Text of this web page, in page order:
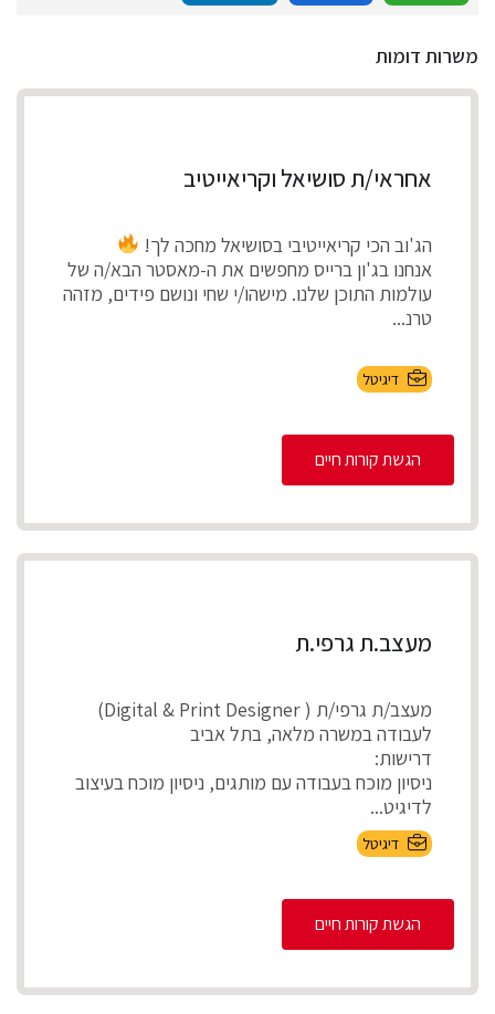
משרות דומות
אחראי/ת סושיאל וקריאייטיב
הג'וב הכי קריאייטיבי בסושיאל מחכה לך!
אנחנו בג'ון ברייס מחפשים את ה-מאסטר הבא/ה של
עולמות התוכן שלנו. מישהו/י שחי ונושם פידים, מזהה
טרנ...
דיגיטל
הגשת קורות חיים
מעצב.ת גרפי.ת
מעצב/ת גרפי/ת ( Digital & Print Designer)
לעבודה במשרה מלאה, בתל אביב
דרישות:
ניסיון מוכח בעבודה עם מותגים, ניסיון מוכח בעיצוב
לדיגיט...
דיגיטל
הגשת קורות חיים